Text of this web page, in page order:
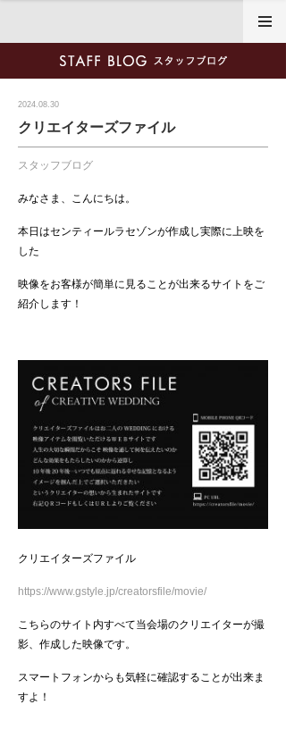
2024.08.30
クリエイターズファイル
スタッフブログ
みなさま、こんにちは。
本日はセンティールラセゾンが作成し実際に上映を
した
映像をお客様が簡単に見ることが出来るサイトをご
紹介します！
クリエイターズファイル
https://www.gstyle.jp/creatorsfile/movie/
こちらのサイト内すべて当会場のクリエイターが撮
影、作成した映像です。
スマートフォンからも気軽に確認することが出来ま
すよ！